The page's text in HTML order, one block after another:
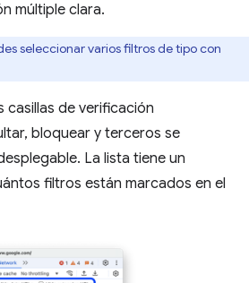
múltiple clara.
seleccionar varios filtros de tipo con
casillas de verificación
bloquear y terceros se
La lista tiene un
filtros están marcados en el